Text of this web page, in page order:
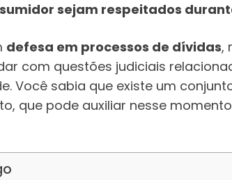
sejam respeitados
defesa em processos de dívidas,
com questões judiciais
Você sabia que existe um
que pode auxiliar nesse